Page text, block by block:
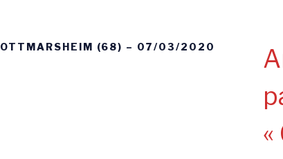
OTTMARSHEIM (68) – 07/03/2020
«